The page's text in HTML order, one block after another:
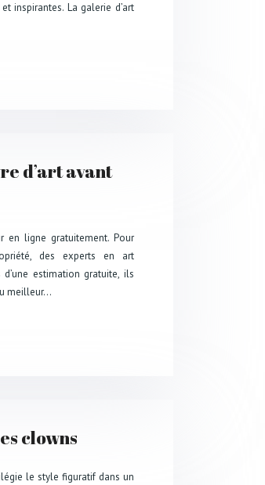
inspirantes. La galerie d’art
d’art avant
en ligne gratuitement. Pour
des experts en art
estimation gratuite, ils
meilleur…
clowns
le style figuratif dans un